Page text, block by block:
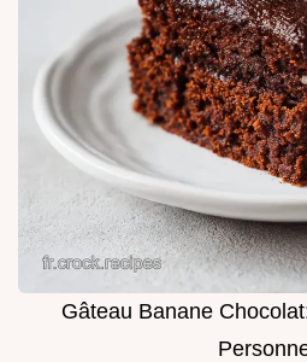
Gâteau Banane